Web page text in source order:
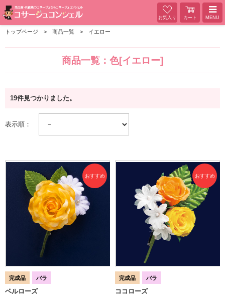
お気入り カート MENU
トップページ 商品一覧 イエロー
商品一覧：色[イエロー]
19件見つかりました。
表示順：
完成品 バラ
ベルローズ
完成品 バラ
ココローズ